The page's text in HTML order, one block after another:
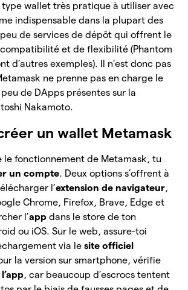
type wallet très pratique à utiliser avec
indispensable dans la plupart des
de services de dépôt qui offrent le
et de flexibilité (Phantom
d’autres exemples). Il n’est donc pas
ne prenne pas en charge le
de DApps présentes sur la
Nakamoto.
un wallet Metamask
le fonctionnement de Metamask, tu
un compte. Deux options s’offrent à
l’extension de navigateur,
Chrome, Firefox, Brave, Edge et
l’app dans le store de ton
ou iOS. Sur le web, assure-toi
via le site officiel
la version sur smartphone, vérifie
, car beaucoup d’escrocs tentent